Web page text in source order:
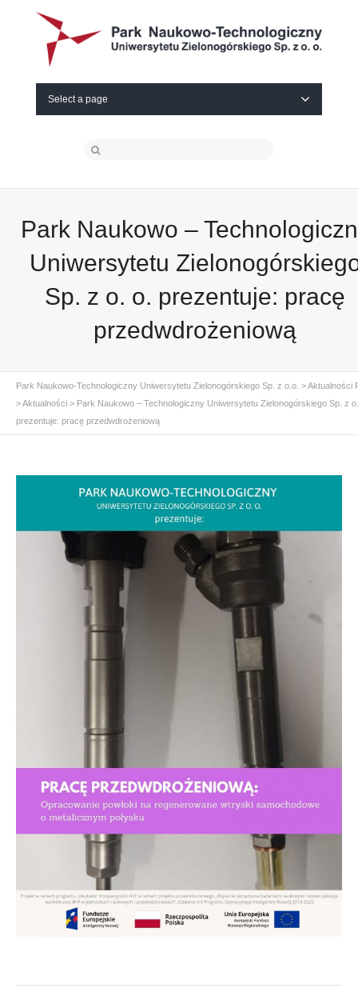
Select a page
Park Naukowo –
Uniwersytetu
Sp. z o. o. prezentuje: pracę
przedwdrożeniową
Park Naukowo-Technologiczny Uniwersytetu Zielonogórskiego Sp. z o.o. >Aktualności
>Aktualności > Park Naukowo – Technologiczny Uniwersytetu Zielonogórskiego Sp. z
prezentuje: pracę przedwdrożeniową